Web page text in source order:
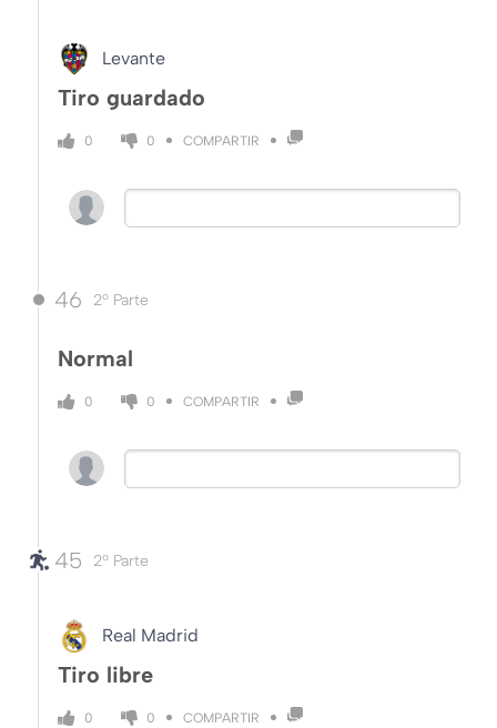
Levante
Tiro guardado
0 0 COMPARTIR
46 2º Parte
Normal
0 0 COMPARTIR
45 2º Parte
Real Madrid
Tiro libre
0 0 COMPARTIR